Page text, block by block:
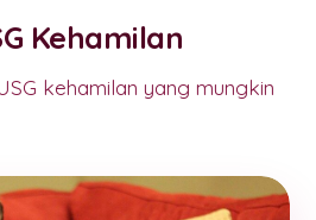
Kehamilan
kehamilan yang mungkin